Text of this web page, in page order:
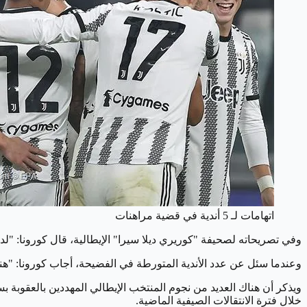
اتهامات لـ 5 أندية في قضية مراهنات
وفي تصريحاته لصحيفة "كوريري ديلا سيرا" الإيطالية، قال كورونا: "لدي معلومات تشير إلى تورط ما
وعندما سئل عن عدد الأندية المتورطة في الفضيحة، أجاب كورونا: "هناك من 5 إلى 6 أندية.. لا يمكنني ذكر أسمائها الآن، وإلا
ويذكر أن هناك العديد من نجوم المنتخب الإيطالي المهددين
خلال فترة الانتقالات الصيفية الماضية.